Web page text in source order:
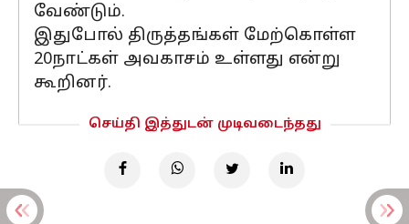
வேண்டும்.
இதுபோல் திருத்தங்கள் மேற்கொள்ள
20நாட்கள் அவகாசம் உள்ளது என்று
கூறினர்.
செய்தி இத்துடன் முடிவடைந்தது